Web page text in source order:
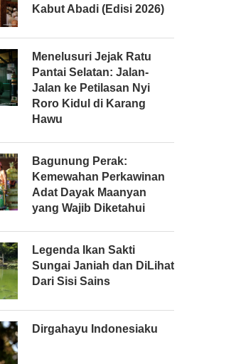
Kabut Abadi (Edisi 2026)
Menelusuri Jejak Ratu
Pantai Selatan: Jalan-
Jalan ke Petilasan Nyi
Roro Kidul di Karang
Hawu
Bagunung Perak:
Kemewahan Perkawinan
Adat Dayak Maanyan
yang Wajib Diketahui
Legenda Ikan Sakti
Sungai Janiah dan DiLihat
Dari Sisi Sains
Dirgahayu Indonesiaku